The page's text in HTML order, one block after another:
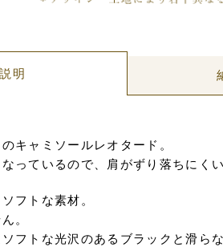
明
キャミソールレオタード。
っているので、肩がずり落ちにくい
フトな素材。
。
フトな光沢のあるブラックと滑ら